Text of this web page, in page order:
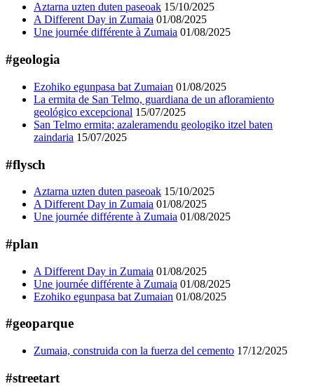
Aztarna uzten duten paseoak 15/10/2025
A Different Day in Zumaia 01/08/2025
Une journée différente à Zumaia 01/08/2025
#geologia
Ezohiko egunpasa bat Zumaian 01/08/2025
La ermita de San Telmo, guardiana de un afloramiento
geológico excepcional 15/07/2025
San Telmo ermita; azaleramendu geologiko itzel baten
zaindaria 15/07/2025
#flysch
Aztarna uzten duten paseoak 15/10/2025
A Different Day in Zumaia 01/08/2025
Une journée différente à Zumaia 01/08/2025
#plan
A Different Day in Zumaia 01/08/2025
Une journée différente à Zumaia 01/08/2025
Ezohiko egunpasa bat Zumaian 01/08/2025
#geoparque
Zumaia, construida con la fuerza del cemento 17/12/2025
#streetart